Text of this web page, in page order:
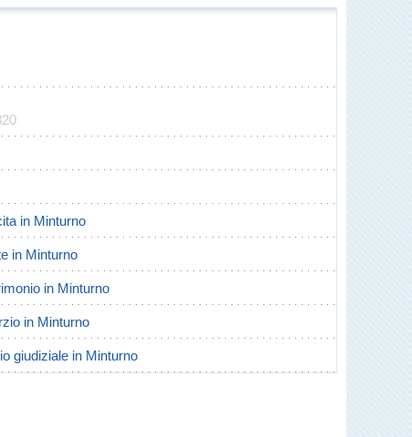
in Minturno
in Minturno
in Minturno
in Minturno
giudiziale in Minturno